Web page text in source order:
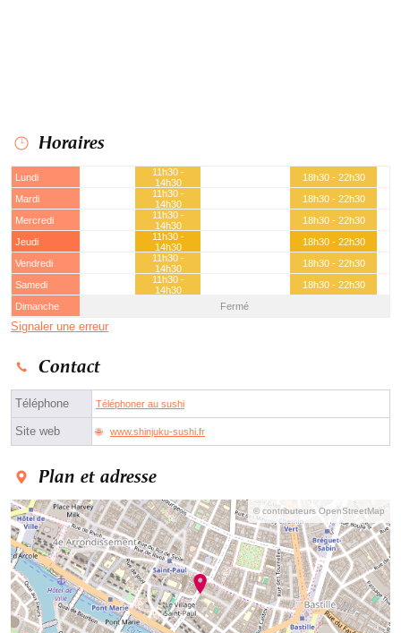
Horaires
Lundi
11h30 -
14h30
18h30 - 22h30
Mardi
11h30 -
14h30
18h30 - 22h30
Mercredi
11h30 -
14h30
18h30 - 22h30
Jeudi
11h30 -
14h30
18h30 - 22h30
Vendredi
11h30 -
14h30
18h30 - 22h30
Samedi
11h30 -
14h30
18h30 - 22h30
Dimanche
Fermé
Signaler une erreur
Contact
Téléphone Téléphoner au sushi
Site web www.shinjuku-sushi.fr
Plan et adresse
© contributeurs OpenStreetMap